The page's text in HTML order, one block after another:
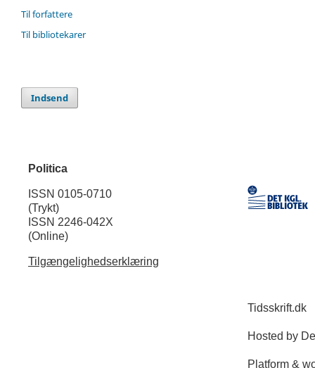
Til forfattere
Til bibliotekarer
Indsend
Politica
ISSN 0105-0710
(Trykt)
ISSN 2246-042X
(Online)
Tilgængelighedserklæring